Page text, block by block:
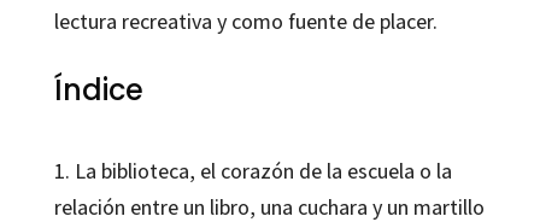
lectura recreativa y como fuente de placer.
Índice
1. La biblioteca, el corazón de la escuela o la
relación entre un libro, una cuchara y un martillo